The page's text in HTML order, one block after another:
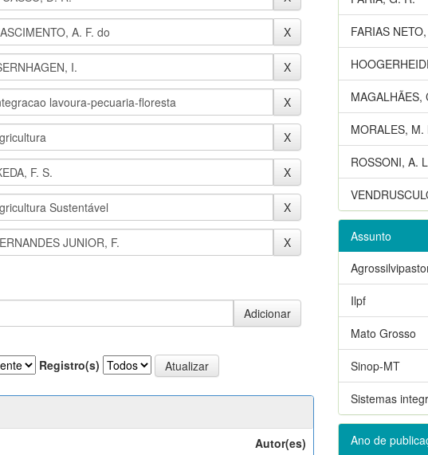
Registro(s)
Autor(es)
FARIAS
MAGALHÃES,
MORALES, M.
ROSSONI, A.
Assunto
Ilpf
Mato Grosso
Sinop-MT
Sistemas
Ano de